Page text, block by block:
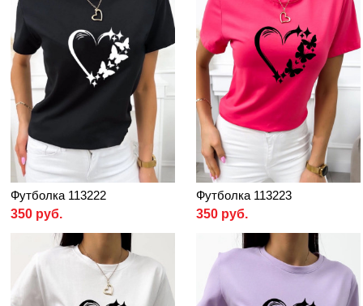
Футболка 113222
350 руб.
Футболка 113223
350 руб.